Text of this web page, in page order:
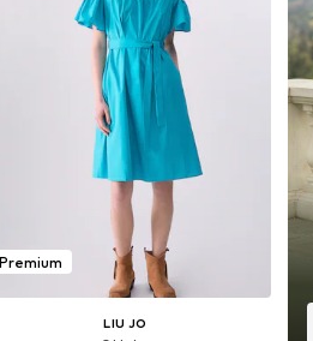
Premium
LIU JO